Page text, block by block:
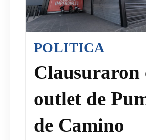
POLITICA
Clausuraron
outlet de
de Camino